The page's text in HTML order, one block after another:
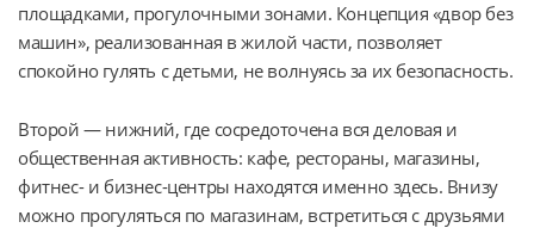
площадками, прогулочными зонами. Концепция «двор без
машин», реализованная в жилой части, позволяет
спокойно гулять с детьми, не волнуясь за их безопасность.
Второй — нижний, где сосредоточена вся деловая и
общественная активность: кафе, рестораны, магазины,
фитнес- и бизнес-центры находятся именно здесь. Внизу
можно прогуляться по магазинам, встретиться с друзьями